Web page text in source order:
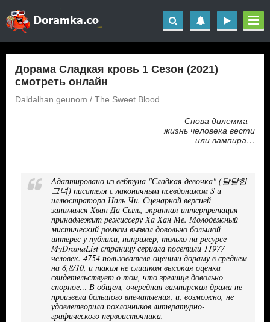
Дорама Сладкая кровь 1 Сезон (2021)
смотреть онлайн
Daldalhan geunom / The Sweet Blood
Снова дилемма –
жизнь человека вести
или вампира…
Адаптировано из вебтуна "Сладкая девочка" (달달한
그녀) писателя с лаконичным псевдонимом S и
иллюстратора Наль Чи. Сценарной версией
занимался Хван Да Сыль, экранная интерпретация
принадлежит режиссеру Ха Хан Ме. Молодежный
мистический ромком вызвал довольно большой
интерес у публики, например, только на ресурсе
MyDramaList страницу сериала посетили 11977
человек. 4754 пользователя оценили дораму в среднем
на 6,8/10, и такая не слишком высокая оценка
свидетельствует о том, что зрелище довольно
спорное… В общем, очередная вампирская драма не
произвела большого впечатления, и, возможно, не
удовлетворила поклонников литературно-
графического первоисточника.